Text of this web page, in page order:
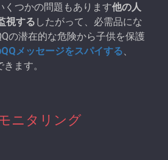
くつかの問題もあります他の人
視する したがって、必需品にな
の潜在的な危険から子供を保護
メッセージをスパイする
ます。
ニタリング